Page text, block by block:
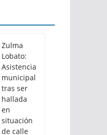
Zulma
Lobato:
Asistencia
municipal
tras ser
hallada
en
situación
de calle